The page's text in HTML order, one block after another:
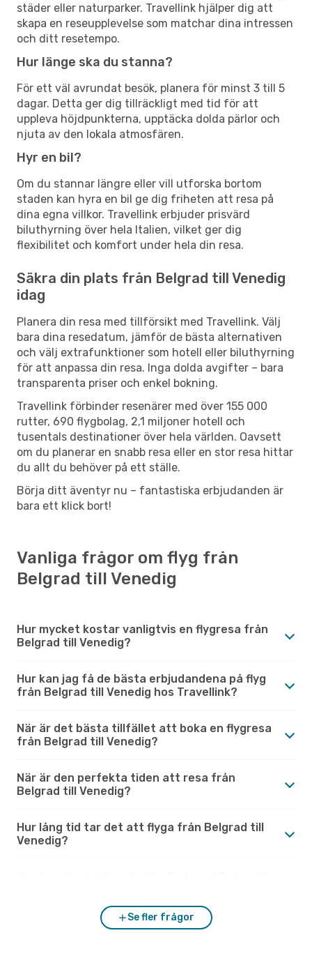
städer eller naturparker. Travellink hjälper dig att
skapa en reseupplevelse som matchar dina intressen
och ditt resetempo.
Hur länge ska du stanna?
För ett väl avrundat besök, planera för minst 3 till 5
dagar. Detta ger dig tillräckligt med tid för att
uppleva höjdpunkterna, upptäcka dolda pärlor och
njuta av den lokala atmosfären.
Hyr en bil?
Om du stannar längre eller vill utforska bortom
staden kan hyra en bil ge dig friheten att resa på
dina egna villkor. Travellink erbjuder prisvärd
biluthyrning över hela Italien, vilket ger dig
flexibilitet och komfort under hela din resa.
Säkra din plats från Belgrad till Venedig
idag
Planera din resa med tillförsikt med Travellink. Välj
bara dina resedatum, jämför de bästa alternativen
och välj extrafunktioner som hotell eller biluthyrning
för att anpassa din resa. Inga dolda avgifter – bara
transparenta priser och enkel bokning.
Travellink förbinder resenärer med över 155 000
rutter, 690 flygbolag, 2,1 miljoner hotell och
tusentals destinationer över hela världen. Oavsett
om du planerar en snabb resa eller en stor resa hittar
du allt du behöver på ett ställe.
Börja ditt äventyr nu – fantastiska erbjudanden är
bara ett klick bort!
Vanliga frågor om flyg från
Belgrad till Venedig
Hur mycket kostar vanligtvis en flygresa från
Belgrad till Venedig?
Hur kan jag få de bästa erbjudandena på flyg
från Belgrad till Venedig hos Travellink?
När är det bästa tillfället att boka en flygresa
från Belgrad till Venedig?
När är den perfekta tiden att resa från
Belgrad till Venedig?
Hur lång tid tar det att flyga från Belgrad till
Venedig?
Se fler frågor